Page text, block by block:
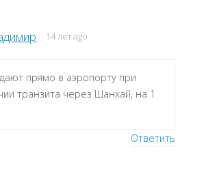
14 лет ago
прямо в аэропорту при
транзита через Шанхай, на 1
Ответить